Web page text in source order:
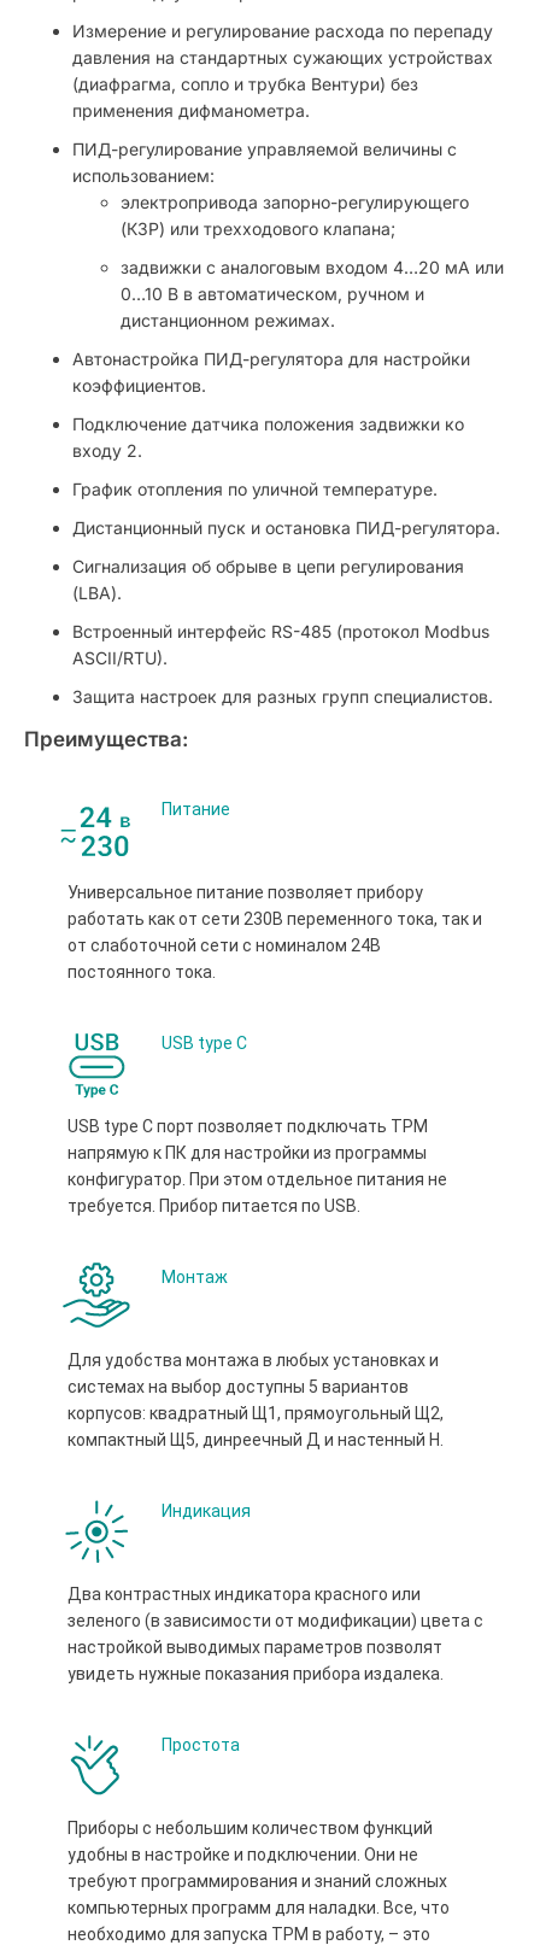
Измерение и регулирование расхода по перепаду
давления на стандартных сужающих устройствах
(диафрагма, сопло и трубка Вентури) без
применения дифманометра.
ПИД-регулирование управляемой величины с
использованием:
электропривода запорно-регулирующего
(КЗР) или трехходового клапана;
задвижки с аналоговым входом 4…20 мА или
0…10 В в автоматическом, ручном и
дистанционном режимах.
Автонастройка ПИД-регулятора для настройки
коэффициентов.
Подключение датчика положения задвижки ко
входу 2.
График отопления по уличной температуре.
Дистанционный пуск и остановка ПИД-регулятора.
Сигнализация об обрыве в цепи регулирования
(LBA).
Встроенный интерфейс RS-485 (протокол Modbus
ASCII/RTU).
Защита настроек для разных групп специалистов.
Преимущества:
Питание
Универсальное питание позволяет прибору
работать как от сети 230В переменного тока, так и
от слаботочной сети с номиналом 24В
постоянного тока.
USB type С
USB type С порт позволяет подключать ТРМ
напрямую к ПК для настройки из программы
конфигуратор. При этом отдельное питания не
требуется. Прибор питается по USB.
Монтаж
Для удобства монтажа в любых установках и
системах на выбор доступны 5 вариантов
корпусов: квадратный Щ1, прямоугольный Щ2,
компактный Щ5, динреечный Д и настенный Н.
Индикация
Два контрастных индикатора красного или
зеленого (в зависимости от модификации) цвета с
настройкой выводимых параметров позволят
увидеть нужные показания прибора издалека.
Простота
Приборы с небольшим количеством функций
удобны в настройке и подключении. Они не
требуют программирования и знаний сложных
компьютерных программ для наладки. Все, что
необходимо для запуска ТРМ в работу, – это